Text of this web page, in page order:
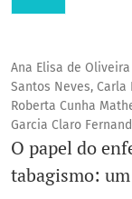
Ana Elisa de
Santos Neves, Carla
Roberta Cunha
Garcia Claro
O papel do
tabagismo: